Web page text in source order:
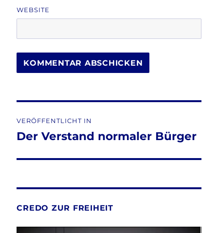
WEBSITE
VERÖFFENTLICHT IN
Der Verstand normaler Bürger
CREDO ZUR FREIHEIT